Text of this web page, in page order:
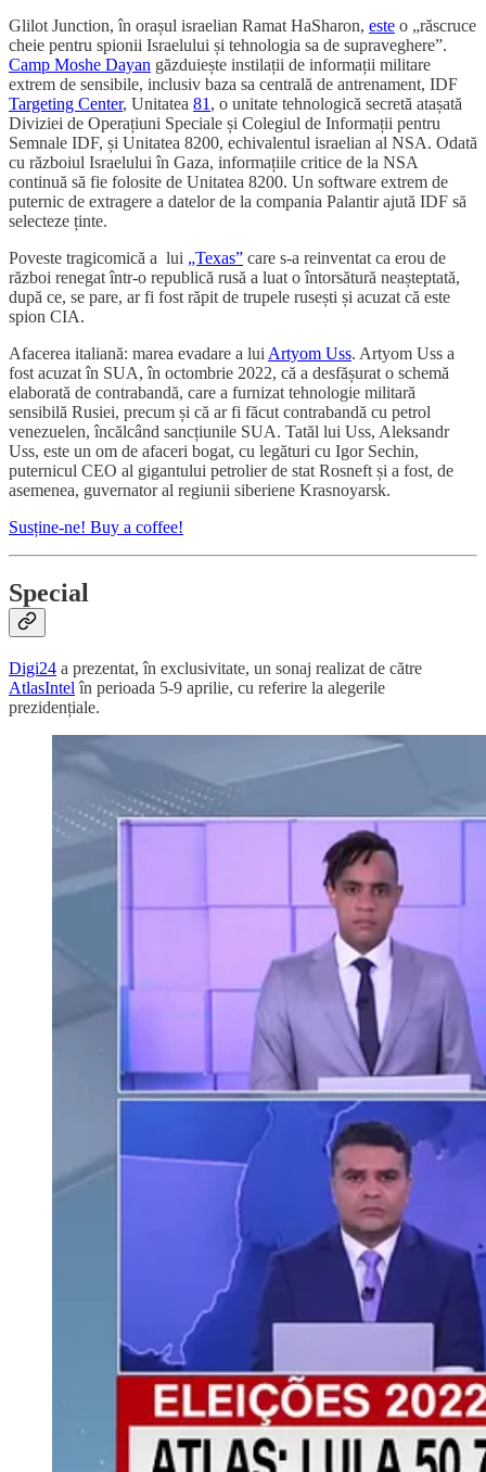
Glilot Junction, în orașul israelian Ramat HaSharon, este o „răscruce
cheie pentru spionii Israelului și tehnologia sa de supraveghere”.
Camp Moshe Dayan găzduiește instilații de informații militare
extrem de sensibile, inclusiv baza sa centrală de antrenament, IDF
Targeting Center, Unitatea 81 , o unitate tehnologică secretă atașată
Diviziei de Operațiuni Speciale și Colegiul de Informații pentru
Semnale IDF, și Unitatea 8200, echivalentul israelian al NSA. Odată
cu războiul Israelului în Gaza, informațiile critice de la NSA
continuă să fie folosite de Unitatea 8200. Un software extrem de
puternic de extragere a datelor de la compania Palantir ajută IDF să
selecteze ținte.
Poveste tragicomică a lui „Texas” care s-a reinventat ca erou de
război renegat într-o republică rusă a luat o întorsătură neașteptată,
după ce, se pare, ar fi fost răpit de trupele rusești și acuzat că este
spion CIA.
Afacerea italiană: marea evadare a lui Artyom Uss. Artyom Uss a
fost acuzat în SUA, în octombrie 2022, că a desfășurat o schemă
elaborată de contrabandă, care a furnizat tehnologie militară
sensibilă Rusiei, precum și că ar fi făcut contrabandă cu petrol
venezuelen, încălcând sancțiunile SUA. Tatăl lui Uss, Aleksandr
Uss, este un om de afaceri bogat, cu legături cu Igor Sechin,
puternicul CEO al gigantului petrolier de stat Rosneft și a fost, de
asemenea, guvernator al regiunii siberiene Krasnoyarsk.
Susține-ne! Buy a coffee!
Special
Digi24 a prezentat, în exclusivitate, un sonaj realizat de către
AtlasIntel în perioada 5-9 aprilie, cu referire la alegerile
prezidențiale.